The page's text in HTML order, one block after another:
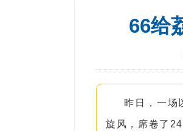
66给
昨日，一场
旋风，席卷了